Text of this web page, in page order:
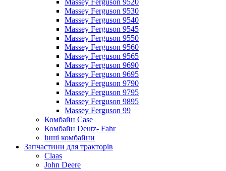
Massey Ferguson 9520
Massey Ferguson 9530
Massey Ferguson 9540
Massey Ferguson 9545
Massey Ferguson 9550
Massey Ferguson 9560
Massey Ferguson 9565
Massey Ferguson 9690
Massey Ferguson 9695
Massey Ferguson 9790
Massey Ferguson 9795
Massey Ferguson 9895
Massey Ferguson 99
Комбайн Case
Комбайн Deutz- Fahr
інші комбайни
Запчастини для тракторів
Claas
John Deere